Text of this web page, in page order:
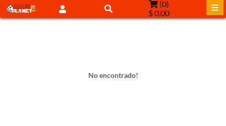
(0)
$ 0,00
No encontrado!